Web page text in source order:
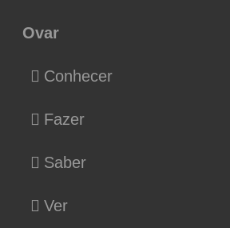
Ovar
Conhecer
Fazer
Saber
Ver